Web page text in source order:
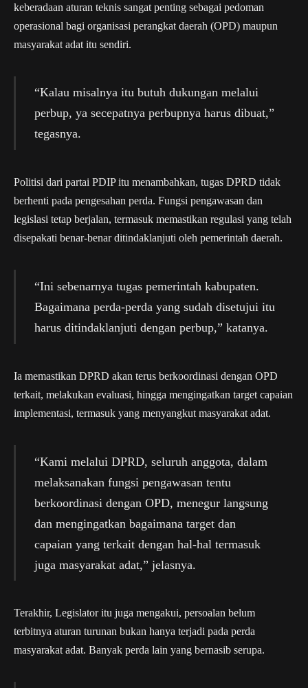
keberadaan aturan teknis sangat penting sebagai pedoman
operasional bagi organisasi perangkat daerah (OPD) maupun
masyarakat adat itu sendiri.
“Kalau misalnya itu butuh dukungan melalui
perbup, ya secepatnya perbupnya harus dibuat,”
tegasnya.
Politisi dari partai PDIP itu menambahkan, tugas DPRD tidak
berhenti pada pengesahan perda. Fungsi pengawasan dan
legislasi tetap berjalan, termasuk memastikan regulasi yang telah
disepakati benar-benar ditindaklanjuti oleh pemerintah daerah.
“Ini sebenarnya tugas pemerintah kabupaten.
Bagaimana perda-perda yang sudah disetujui itu
harus ditindaklanjuti dengan perbup,” katanya.
Ia memastikan DPRD akan terus berkoordinasi dengan OPD
terkait, melakukan evaluasi, hingga mengingatkan target capaian
implementasi, termasuk yang menyangkut masyarakat adat.
“Kami melalui DPRD, seluruh anggota, dalam
melaksanakan fungsi pengawasan tentu
berkoordinasi dengan OPD, menegur langsung
dan mengingatkan bagaimana target dan
capaian yang terkait dengan hal-hal termasuk
juga masyarakat adat,” jelasnya.
Terakhir, Legislator itu juga mengakui, persoalan belum
terbitnya aturan turunan bukan hanya terjadi pada perda
masyarakat adat. Banyak perda lain yang bernasib serupa.